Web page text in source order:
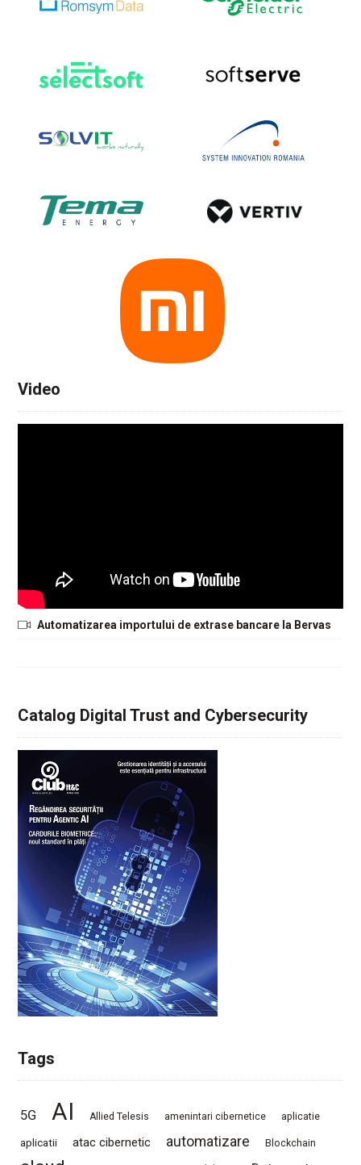
Video
Automatizarea importului de extrase bancare la Bervas
Catalog Digital Trust and Cybersecurity
Tags
5G AI Allied Telesis amenintari cibernetice aplicatie
aplicatii atac cibernetic automatizare Blockchain